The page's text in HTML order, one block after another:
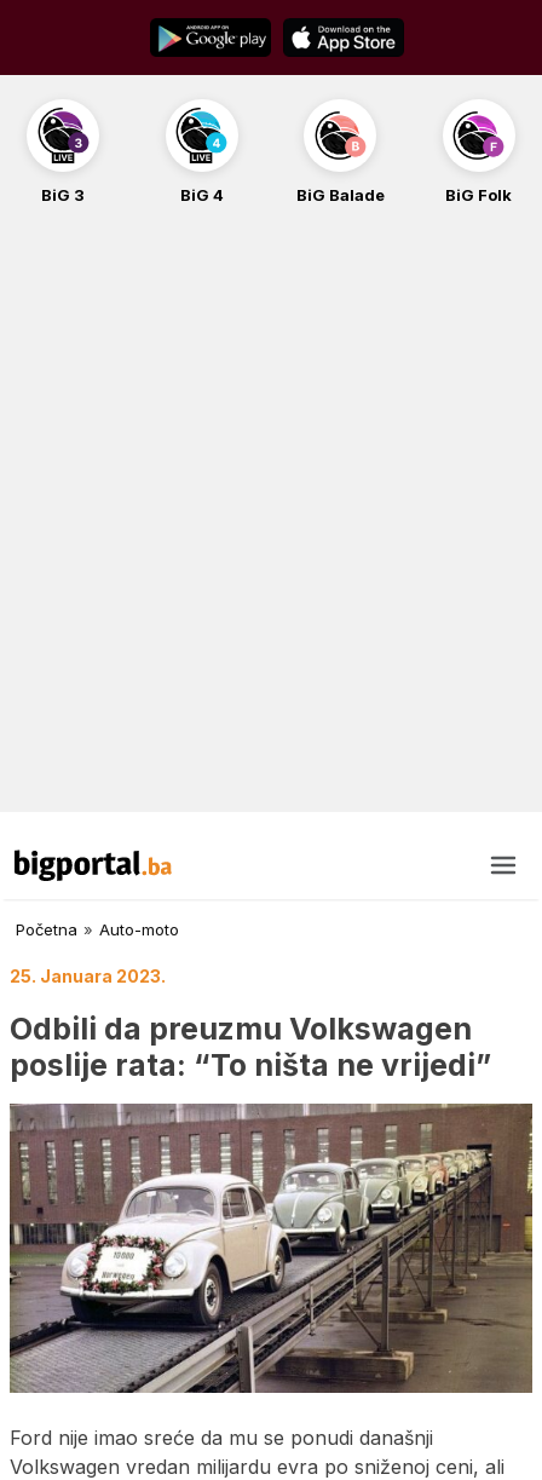
content
BiG 4 BiG Balade BiG Folk BiG iG
Početna » Auto-moto
25. Januara 2023.
Odbili da preuzmu Volkswagen
poslije rata: “To ništa ne vrijedi”
Ford nije imao sreće da mu se ponudi današnji
Volkswagen vredan milijardu evra po sniženoj ceni, ali